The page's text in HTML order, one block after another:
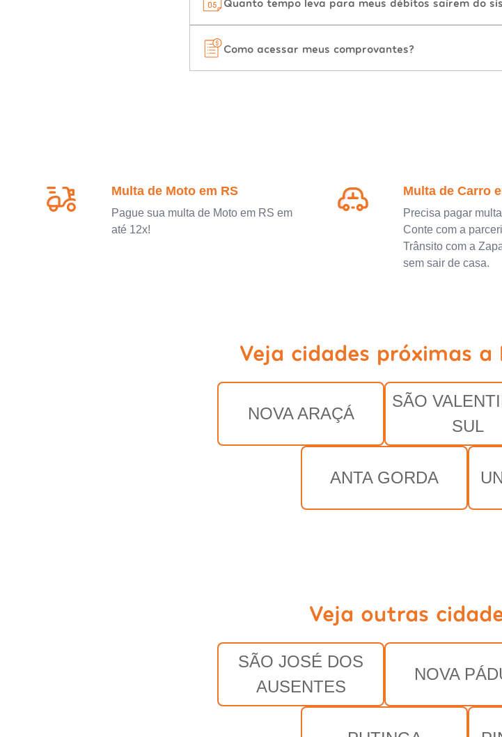
Como acessar meus comprovantes?
Multa de Moto em RS
Pague sua multa de Moto em RS em
até 12x!
Multa de Carro
Precisa pagar
Conte com a
Trânsito com a
sem sair de casa.
Veja cidades próximas a
NOVA ARAÇÁ
SÃO
SUL
ANTA GORDA
Veja outras
SÃO JOSÉ DOS
AUSENTES
NOVA